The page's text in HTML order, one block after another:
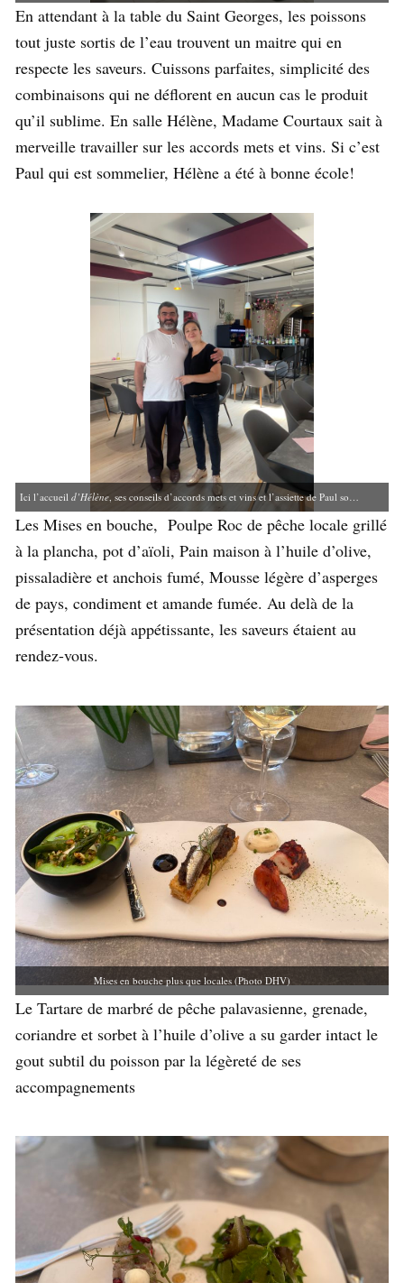
En attendant à la table du Saint Georges, les poissons
tout juste sortis de l’eau trouvent un maitre qui en
respecte les saveurs. Cuissons parfaites, simplicité des
combinaisons qui ne déflorent en aucun cas le produit
qu’il sublime. En salle Hélène, Madame Courtaux sait à
merveille travailler sur les accords mets et vins. Si c’est
Paul qui est sommelier, Hélène a été à bonne école!
Ici l’accueil d’Hélène, ses conseils d’accords mets et vins et l’assiette de Paul sont parfaits (Photo DHV)
Les Mises en bouche, Poulpe Roc de pêche locale grillé
à la plancha, pot d’aïoli, Pain maison à l’huile d’olive,
pissaladière et anchois fumé, Mousse légère d’asperges
de pays, condiment et amande fumée. Au delà de la
présentation déjà appétissante, les saveurs étaient au
rendez-vous.
Mises en bouche plus que locales (Photo DHV)
Le Tartare de marbré de pêche palavasienne, grenade,
coriandre et sorbet à l’huile d’olive a su garder intact le
gout subtil du poisson par la légèreté de ses
accompagnements